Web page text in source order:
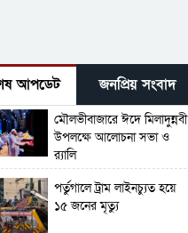
আপডেট জনপ্রিয় সংবাদ
মৌলভীবাজারে ঈদে মিলাদুন্নবী
উপলক্ষে আলোচনা সভা ও
র‍্যালি
পর্তুগালে ট্রাম লাইনচ্যুত হয়ে
১৫ জনের মৃত্যু